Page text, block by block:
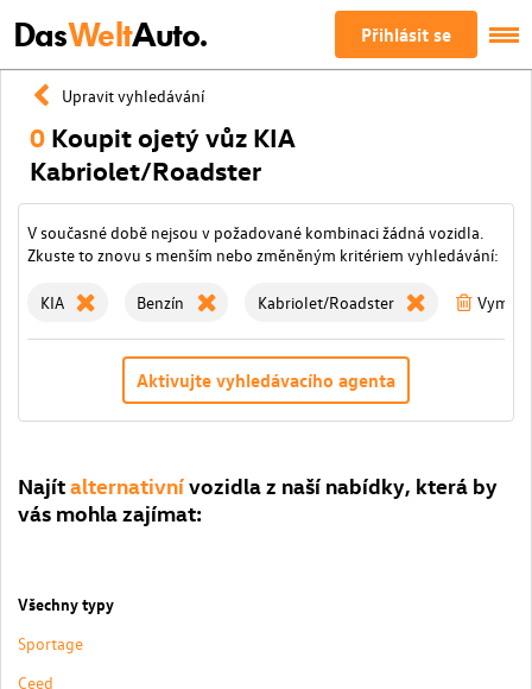
DasWeltAuto. Přihlásit se
Upravit vyhledávání
0 Koupit ojetý vůz KIA
Kabriolet/Roadster
V současné době nejsou v požadované kombinaci žádná vozidla.
Zkuste to znovu s menším nebo změněným kritériem vyhledávání:
KIA Benzín Kabriolet/Roadster
Aktivujte vyhledávacího agenta
Najítalternativnívozidla z naší nabídky, která by
vás mohla zajímat:
Všechny typy
Sportage
Ceed